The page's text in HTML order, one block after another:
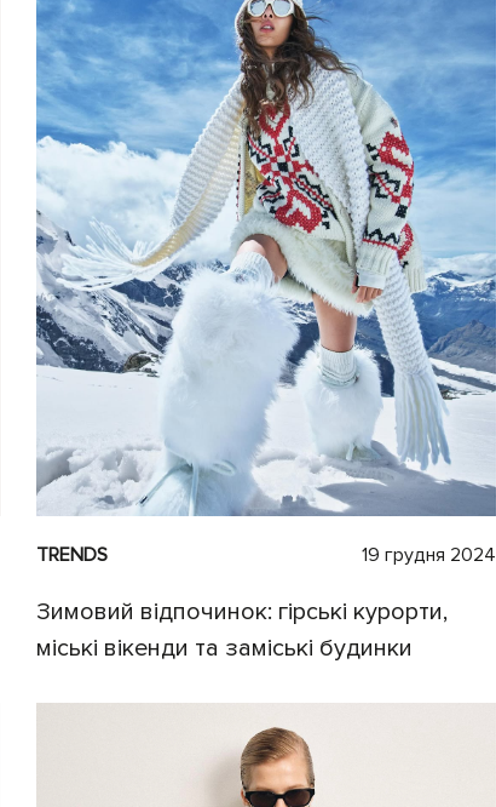
TRENDS 19 грудня 2024
Зимовий відпочинок: гірські курорти,
міські вікенди та заміські будинки